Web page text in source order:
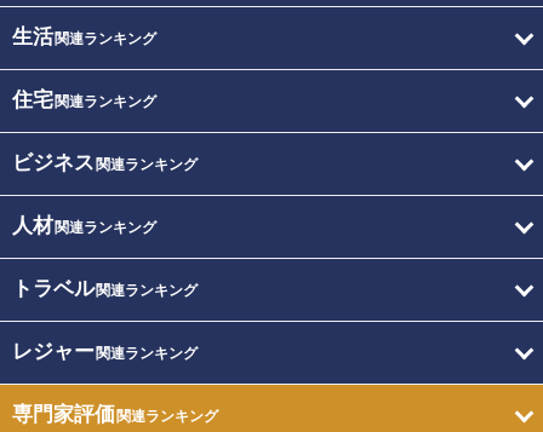
生活関連ランキング
住宅関連ランキング
ビジネス 関連ランキング
人材関連ランキング
トラベル関連ランキング
レジャー関連ランキング
専門家評価関連ランキング